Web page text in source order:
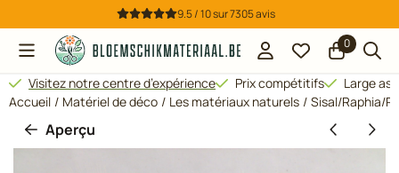
Préférences de cookies disponibles. Choisissez les
9.5 / 10sur7305avis
0
Visitez notre centre d’expérience Prix compétitifs
Large
Accueil / Matériel de déco / Les matériaux naturels / Sisal/Raphia/
Aperçu